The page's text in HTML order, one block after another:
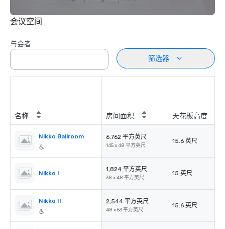
会议空间
与会者
筛选器
名称 房间面积 天花板高度
Nikko Ballroom 6,762 平方英尺
145 x 48 平方英尺
15.6 英尺
Nikko I
1,824 平方英尺
38 x 48 平方英尺
15 英尺
Nikko II 2,544 平方英尺
48 x 53 平方英尺
15.6 英尺